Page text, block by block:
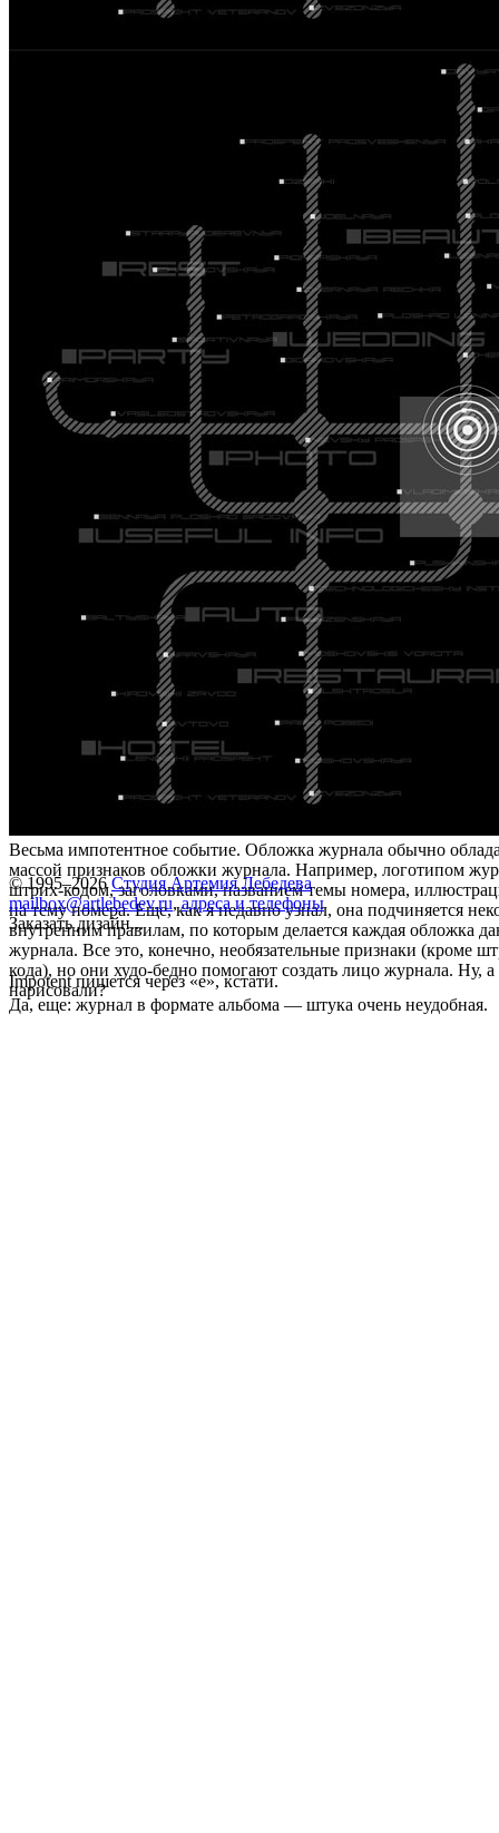
Весьма импотентное событие. Обложка журнала обычно
массой признаков обложки журнала. Например, логотипом
штрих-кодом, заголовками, названием темы номера,
на тему номера. Еще, как я недавно узнал, она подчиняется
внутренним правилам, по которым делается каждая обложка
журнала. Все это, конечно, необязательные признаки (кроме
кода), но они худо-бедно помогают создать лицо журнала. Ну,
нарисовали?
Impotent пишется через «e», кстати.
Да, еще: журнал в формате альбома — штука очень неудобная.
© 1995–2026 Студия Артемия Лебедева
mailbox@artlebedev.ru, адреса и телефоны
Заказать дизайн...